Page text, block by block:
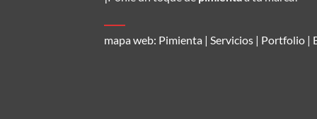
mapa web: Pimienta | Servicios | Portfolio |